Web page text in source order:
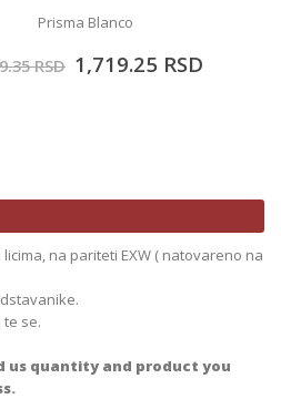
Blanco
1,719.25RSD
na pariteti EXW ( natovareno na
se.
us quantity and product you